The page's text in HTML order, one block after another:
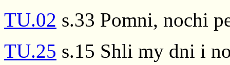
TU.02 s.33 Pomni, nochi
TU.25 s.15 Shli my dni i